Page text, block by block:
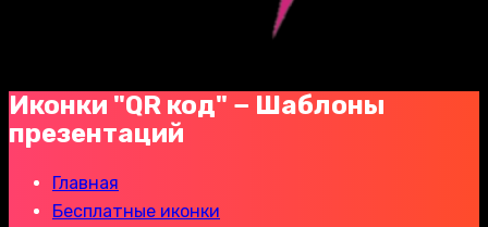
Иконки "QR код" − Шаблоны
презентаций
Главная
Бесплатные иконки